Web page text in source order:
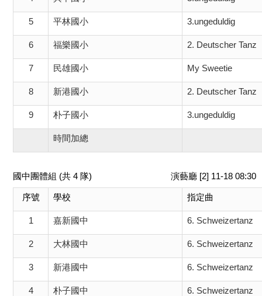
5 平林國小 3.ungeduldig
6 福樂國小 2. Deutscher Tanz
7 民雄國小 My Sweetie
8 新港國小 2. Deutscher Tanz
9 朴子國小 3.ungeduldig
時間加總
國中團體組 (共 4 隊) 演藝廳 [2] 11-18
序號 學校 指定曲
1 嘉新國中 6. Schweizertanz
2 大林國中 6. Schweizertanz
3 新港國中 6. Schweizertanz
4 朴子國中 6. Schweizertanz